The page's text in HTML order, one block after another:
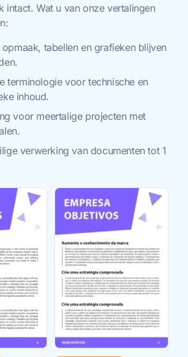
intact. Wat u van onze vertalingen
tabellen en grafieken blijven
terminologie voor technische en
inhoud.
voor meertalige projecten met
verwerking van documenten tot 1